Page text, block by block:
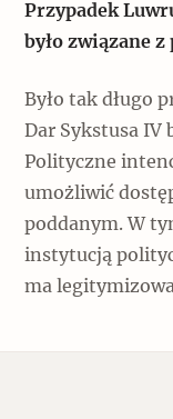
Przypadek
było związane
Było tak długo
Dar Sykstusa IV
Polityczne
umożliwić
poddanym. W
instytucją
ma